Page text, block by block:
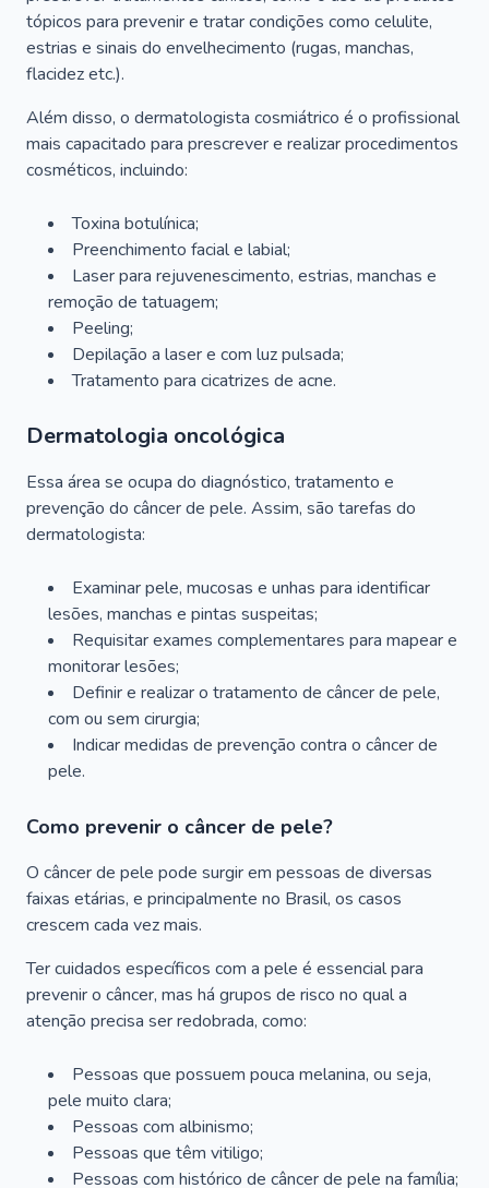
tópicos para prevenir e tratar condições como celulite,
estrias e sinais do envelhecimento (rugas, manchas,
flacidez etc.).
Além disso, o dermatologista cosmiátrico é o profissional
mais capacitado para prescrever e realizar procedimentos
cosméticos, incluindo:
Toxina botulínica;
Preenchimento facial e labial;
Laser para rejuvenescimento, estrias, manchas e
remoção de tatuagem;
Peeling;
Depilação a laser e com luz pulsada;
Tratamento para cicatrizes de acne.
Dermatologia oncológica
Essa área se ocupa do diagnóstico, tratamento e
prevenção do câncer de pele. Assim, são tarefas do
dermatologista:
Examinar pele, mucosas e unhas para identificar
lesões, manchas e pintas suspeitas;
Requisitar exames complementares para mapear e
monitorar lesões;
Definir e realizar o tratamento de câncer de pele,
com ou sem cirurgia;
Indicar medidas de prevenção contra o câncer de
pele.
Como prevenir o câncer de pele?
O câncer de pele pode surgir em pessoas de diversas
faixas etárias, e principalmente no Brasil, os casos
crescem cada vez mais.
Ter cuidados específicos com a pele é essencial para
prevenir o câncer, mas há grupos de risco no qual a
atenção precisa ser redobrada, como:
Pessoas que possuem pouca melanina, ou seja,
pele muito clara;
Pessoas com albinismo;
Pessoas que têm vitiligo;
Pessoas com histórico de câncer de pele na família;